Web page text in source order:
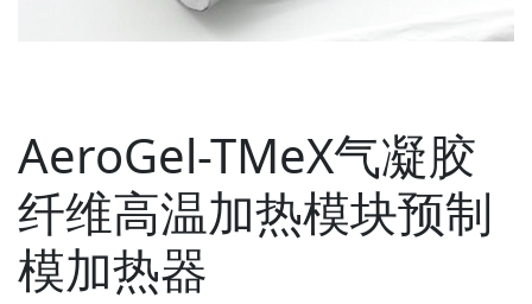
AeroGel-TMeX气凝胶
纤维高温加热模块预制
模加热器